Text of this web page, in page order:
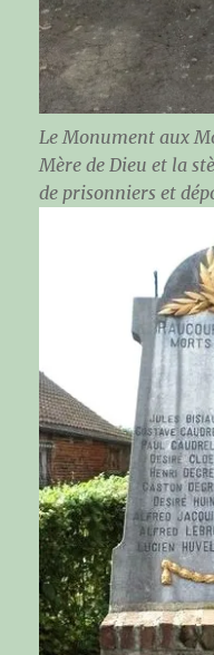
Le Monument aux
Mère de Dieu et la
de prisonniers et